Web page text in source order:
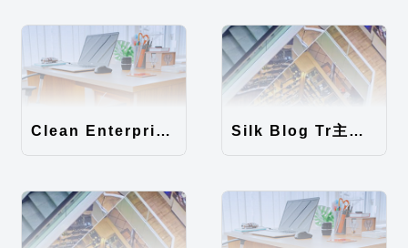
Clean Enterprise主题汉化包 Silk Blog Tr主题汉化包